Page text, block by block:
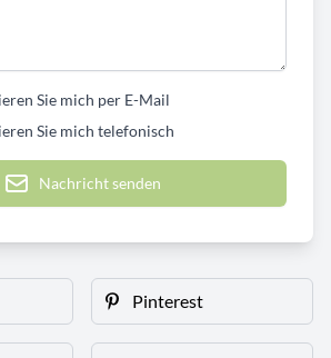
Sie mich per E-Mail
Sie mich telefonisch
Nachricht senden
Pinterest